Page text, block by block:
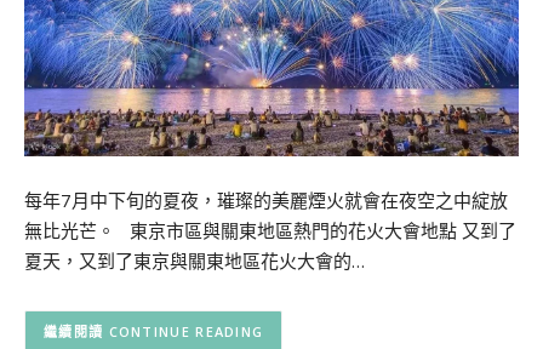
每年7月中下旬的夏夜，璀璨的美麗煙火就會在夜空之中綻放
無比光芒。 東京市區與關東地區熱門的花火大會地點 又到了
夏天，又到了東京與關東地區花火大會的…
CONTINUE READING